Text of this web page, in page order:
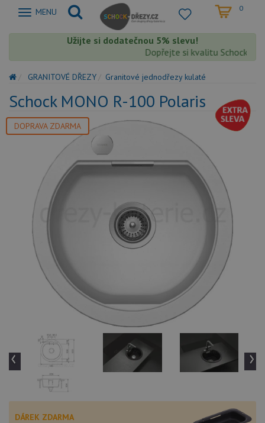
Zobrazit
MENU 0
Užijte si dodatečnou 5% slevu!
Dopřejte si kvalitu Schock s
GRANITOVÉ DŘEZY Granitové jednodřezy kulaté
Schock MONO R-100 Polaris
DOPRAVA ZDARMA
‹ ›
DÁREK ZDARMA